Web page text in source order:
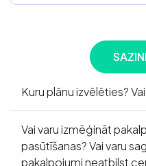
Kuru plānu izvēlēties?
Vai varu izmēģināt
pasūtīšanas? Vai varu
pakalpojumi neatbilst